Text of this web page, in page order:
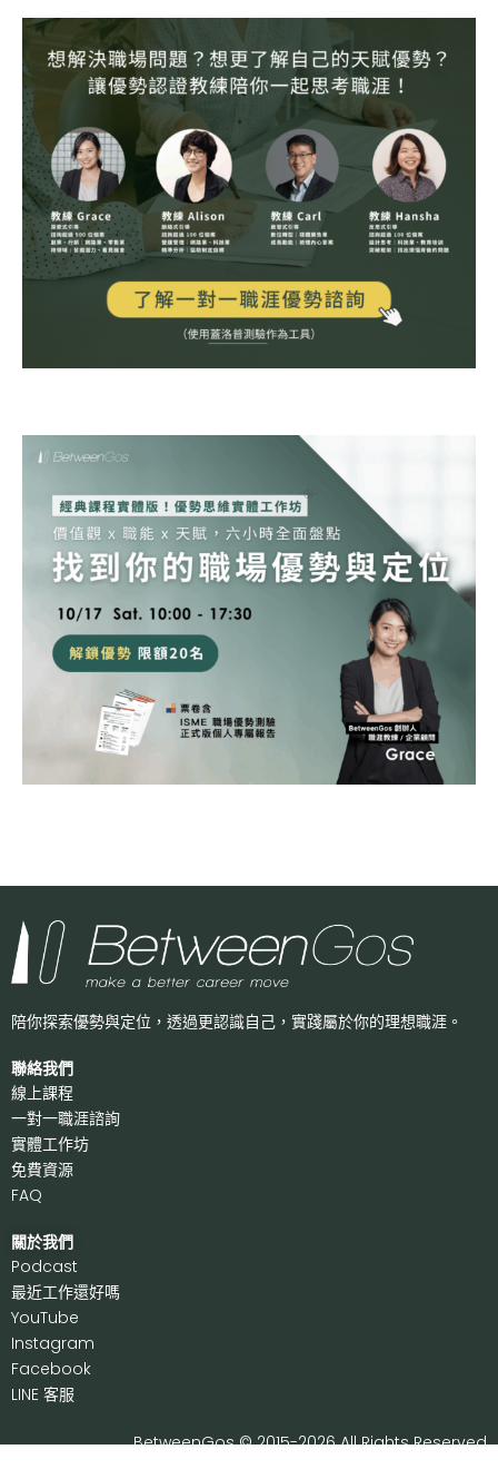
陪你探索優勢與定位，透過更認識自己， 實踐屬於你的理想職涯。
聯絡我們
線上課程
一對一職涯諮詢
實體工作坊
免費資源
FAQ
關於我們
Podcast
最近工作還好嗎
YouTube
Instagram
Facebook
LINE 客服
BetweenGos © 2015-2026 All Rights Reserved